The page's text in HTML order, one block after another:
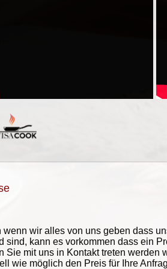
wenn wir alles von uns geben dass
sind, kann es vorkommen dass ein
Sie mit uns in Kontakt treten werden
wie möglich den Preis für Ihre